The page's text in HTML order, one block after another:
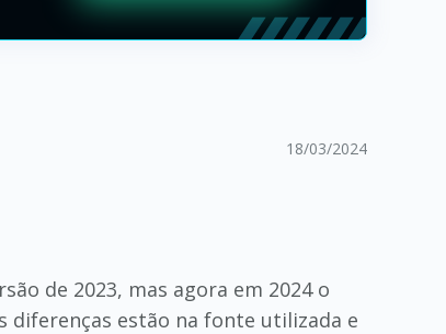
18/03/2024
de 2023, mas agora em 2024 o
diferenças estão na fonte utilizada e